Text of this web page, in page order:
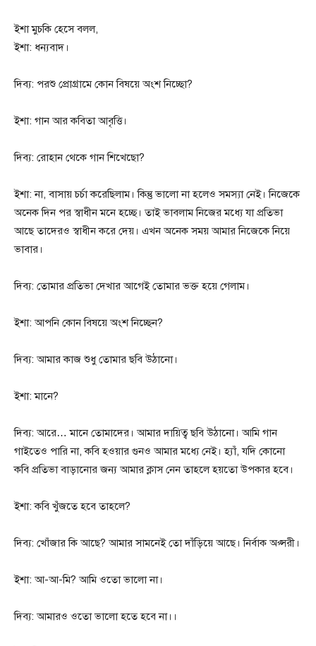
ইশা মুচকি হেসে বলল,
ইশা: ধন্যবাদ।
দিব্য: পরশু প্রোগ্রামে কোন বিষয়ে অংশ নিচ্ছো?
ইশা: গান আর কবিতা আবৃত্তি।
দিব্য: রোহান থেকে গান শিখেছো?
ইশা: না, বাসায় চর্চা করেছিলাম। কিন্তু ভালো না হলেও সমস্যা নেই। নিজেকে
অনেক দিন পর স্বাধীন মনে হচ্ছে। তাই ভাবলাম নিজের মধ্যে যা প্রতিভা
আছে তাদেরও স্বাধীন করে দেয়। এখন অনেক সময় আমার নিজেকে নিয়ে
ভাবার।
দিব্য: তোমার প্রতিভা দেখার আগেই তোমার ভক্ত হয়ে গেলাম।
ইশা: আপনি কোন বিষয়ে অংশ নিচ্ছেন?
দিব্য: আমার কাজ শুধু তোমার ছবি উঠানো।
ইশা: মানে?
দিব্য: আরে… মানে তোমাদের। আমার দায়িত্ব ছবি উঠানো। আমি গান
গাইতেও পারি না, কবি হওয়ার গুনও আমার মধ্যে নেই। হ্যাঁ, যদি কোনো
কবি প্রতিভা বাড়ানোর জন্য আমার ক্লাস নেন তাহলে হয়তো উপকার হবে।
ইশা: কবি খুঁজতে হবে তাহলে?
দিব্য: খোঁজার কি আছে? আমার সামনেই তো দাঁড়িয়ে আছে। নির্বাক অপ্সরী।
ইশা: আ-আ-মি? আমি ওতো ভালো না।
দিব্য: আমারও ওতো ভালো হতে হবে না।।